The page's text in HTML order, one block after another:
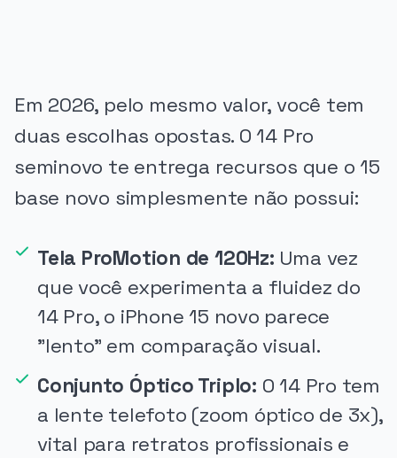
Em 2026, pelo mesmo valor, você tem
duas escolhas opostas. O 14 Pro
seminovo te entrega recursos que o 15
base novo simplesmente não possui:
Tela ProMotion de 120Hz: Uma vez
que você experimenta a fluidez do
14 Pro, o iPhone 15 novo parece
"lento" em comparação visual.
Conjunto Óptico Triplo: O 14 Pro tem
a lente telefoto (zoom óptico de 3x),
vital para retratos profissionais e